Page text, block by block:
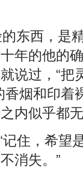
西，是
年的他的
说过，“把
香烟和印着
内似乎都
住，希望
消失。”